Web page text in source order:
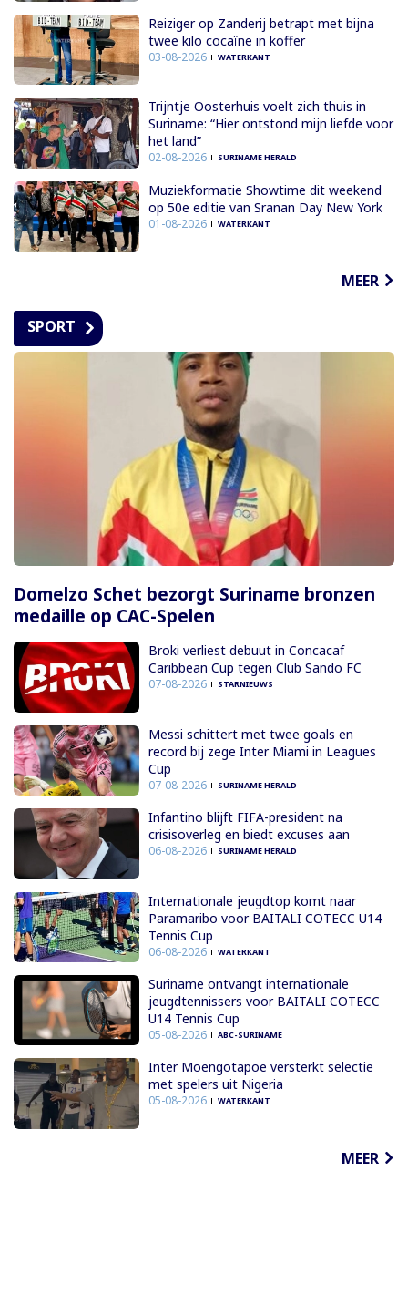
Reiziger op Zanderij betrapt met bijna
twee kilo cocaïne in koffer
03-08-2026 WATERKANT
Trijntje Oosterhuis voelt zich thuis in
Suriname: “Hier ontstond mijn liefde voor
het land”
02-08-2026 SURINAME HERALD
Muziekformatie Showtime dit weekend
op 50e editie van Sranan Day New York
01-08-2026 WATERKANT
MEER
SPORT
Domelzo Schet bezorgt Suriname bronzen
medaille op CAC-Spelen
Broki verliest debuut in Concacaf
Caribbean Cup tegen Club Sando FC
07-08-2026 STARNIEUWS
Messi schittert met twee goals en
record bij zege Inter Miami in Leagues
Cup
07-08-2026 SURINAME HERALD
Infantino blijft FIFA-president na
crisisoverleg en biedt excuses aan
06-08-2026 SURINAME HERALD
Internationale jeugdtop komt naar
Paramaribo voor BAITALI COTECC U14
Tennis Cup
06-08-2026 WATERKANT
Suriname ontvangt internationale
jeugdtennissers voor BAITALI COTECC
U14 Tennis Cup
05-08-2026 ABC-SURINAME
Inter Moengotapoe versterkt selectie
met spelers uit Nigeria
05-08-2026 WATERKANT
MEER